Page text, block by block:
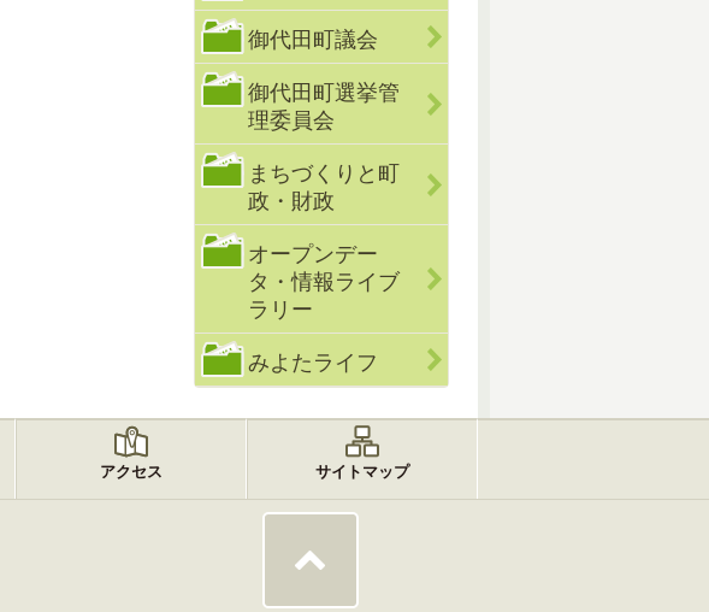
御代田町議会
御代田町選挙管
理委員会
まちづくりと町
政・財政
オープンデー
タ・情報ライブ
ラリー
みよたライフ
アクセス サイトマップ